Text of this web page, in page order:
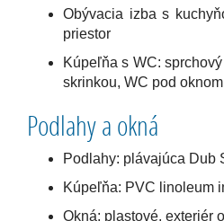
Obývacia izba s
priestor
Kúpeľňa s WC:
skrinkou, WC pod
Podlahy a okná
Podlahy: plávajúca Dub
Kúpeľňa: PVC linoleum
Okná: plastové, exteriér